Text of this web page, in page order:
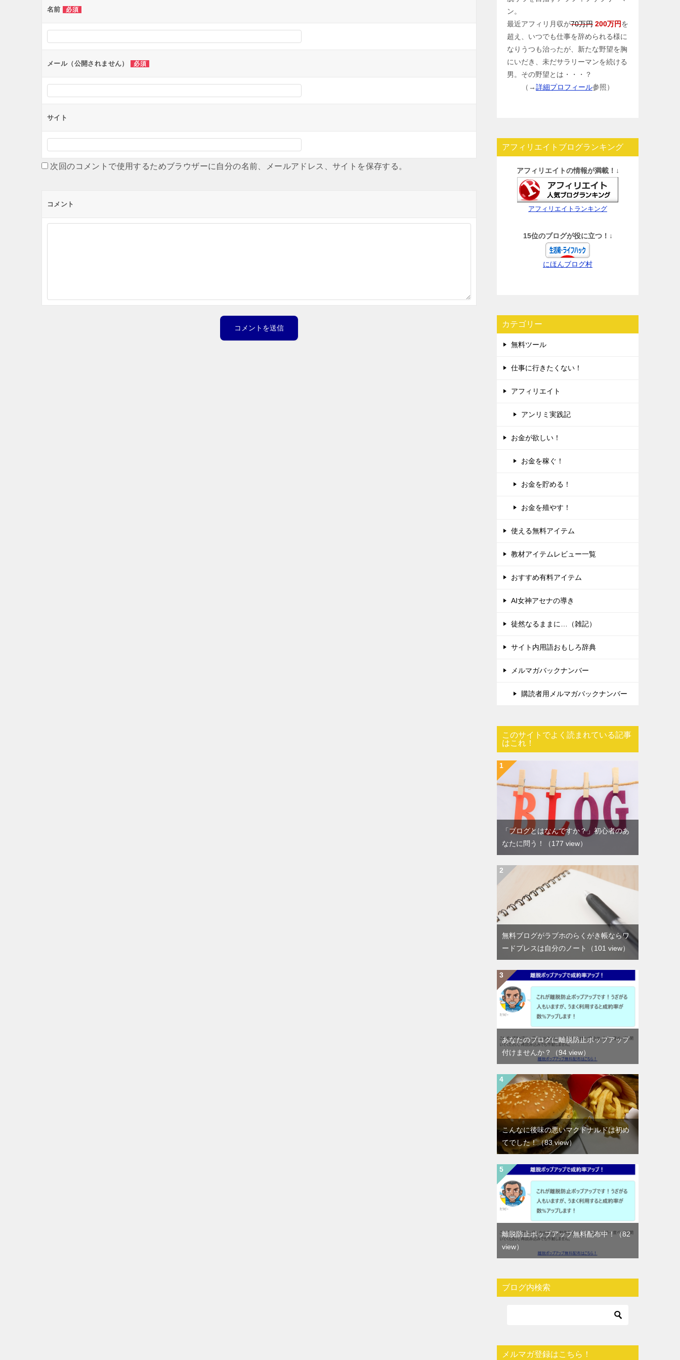
ー
ョ
ン
名前 必須
メール（公開されません） 必須
サイト
次回のコメントで使用するためブラウザーに自分の名前、メールアドレス、サイトを保存する。
コメント
ン。
最近アフィリ月収が70万円 200万円を
超え、いつでも仕事を辞められる様に
なりうつも治ったが、新たな野望を胸
にいだき、未だサラリーマンを続ける
男。その野望とは・・・？
（→詳細プロフィール参照）
アフィリエイトブログランキング
アフィリエイトの情報が満載！↓
アフィリエイトランキング
15位のブログが役に立つ！↓
にほんブログ村
カテゴリー
無料ツール
仕事に行きたくない！
アフィリエイト
アンリミ実践記
お金が欲しい！
お金を稼ぐ！
お金を貯める！
お金を殖やす！
使える無料アイテム
教材アイテムレビュー一覧
おすすめ有料アイテム
AI女神アセナの導き
徒然なるままに…（雑記）
サイト内用語おもしろ辞典
メルマガバックナンバー
購読者用メルマガバックナンバー
このサイトでよく読まれている記事
はこれ！
「ブログとはなんですか？」初心者のあ
なたに問う！
（177 view）
無料ブログがラブホのらくがき帳ならワ
ードプレスは自分のノート
（101 view）
あなたのブログに離脱防止ポップアップ
付けませんか？
（94 view）
こんなに後味の悪いマクドナルドは初め
てでした！（83 view）
離脱防止ポップアップ無料配布中！（82
view）
ブログ内検索
メルマガ登録はこちら！